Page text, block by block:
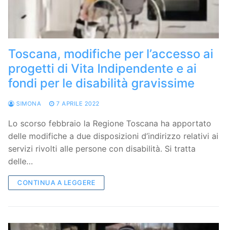
Toscana, modifiche per l’accesso ai
progetti di Vita Indipendente e ai
fondi per le disabilità gravissime
SIMONA 7 APRILE 2022
Lo scorso febbraio la Regione Toscana ha apportato
delle modifiche a due disposizioni d’indirizzo relativi ai
servizi rivolti alle persone con disabilità. Si tratta
delle…
CONTINUA A LEGGERE